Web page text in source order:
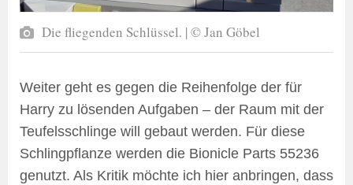
Die fliegenden Schlüssel. | © Jan Göbel
Weiter geht es gegen die Reihenfolge der für
Harry zu lösenden Aufgaben – der Raum mit der
Teufelsschlinge will gebaut werden. Für diese
Schlingpflanze werden die Bionicle Parts 55236
genutzt. Als Kritik möchte ich hier anbringen, dass